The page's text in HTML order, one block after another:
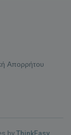
Απορρήτου